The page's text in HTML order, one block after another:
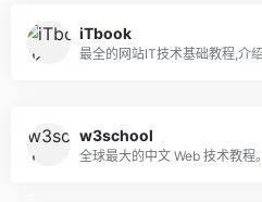
iTbook
w3school
全球最大的中文 Web 技术教程。